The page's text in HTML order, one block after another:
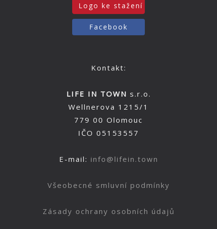
Logo ke stažení
Facebook
Kontakt:
LIFE IN TOWN s.r.o.
Wellnerova 1215/1
779 00 Olomouc
IČO 05153557
E-mail: info@lifein.town
Všeobecné smluvní podmínky
Zásady ochrany osobních údajů